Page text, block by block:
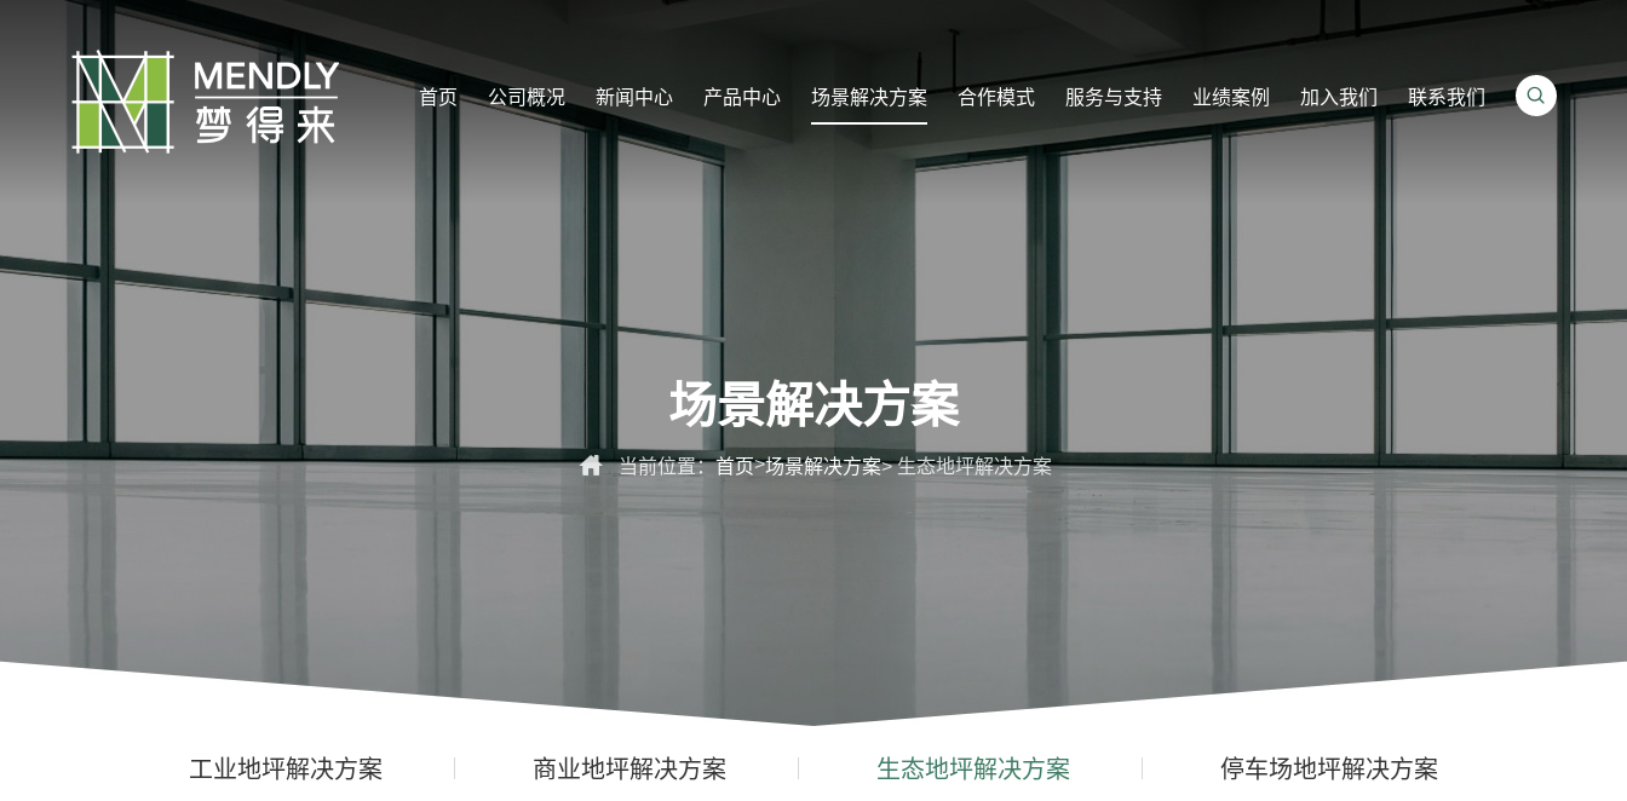
首页 公司概况 新闻中心 产品中心 场景解决方案 合作模式 服务与支持 业绩案例 加入我们 联系我们 
场景解决方案
 当前位置：首页>场景解决方案> 生态地坪解决方案
工业地坪解决方案 商业地坪解决方案 生态地坪解决方案 停车场地坪解决方案